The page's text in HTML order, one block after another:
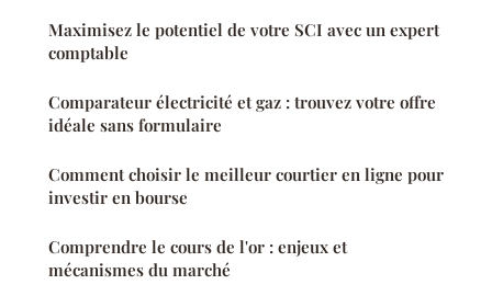
Maximisez le potentiel de votre SCI avec un expert
comptable
Comparateur électricité et gaz : trouvez votre offre
idéale sans formulaire
Comment choisir le meilleur courtier en ligne pour
investir en bourse
Comprendre le cours de l'or : enjeux et
mécanismes du marché